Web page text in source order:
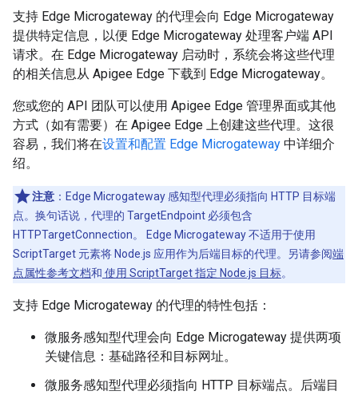
支持 Edge Microgateway 的代理会向 Edge Microgateway
提供特定信息，以便 Edge Microgateway 处理客户端 API
请求。在 Edge Microgateway 启动时，系统会将这些代理
的相关信息从 Apigee Edge 下载到 Edge Microgateway。
您或您的 API 团队可以使用 Apigee Edge 管理界面或其他
方式（如有需要）在 Apigee Edge 上创建这些代理。这很
容易，我们将在设置和配置 Edge Microgateway 中详细介
绍。
注意 ：Edge Microgateway 感知型代理必须指向 HTTP 目标端
点。换句话说，代理的 TargetEndpoint 必须包含
HTTPTargetConnection。 Edge Microgateway 不适用于使用
ScriptTarget 元素将 Node.js 应用作为后端目标的代理。另请参阅端
点属性参考文档和 使用 ScriptTarget 指定 Node.js 目标。
支持 Edge Microgateway 的代理的特性包括：
微服务感知型代理会向 Edge Microgateway 提供两项
关键信息：基础路径和目标网址。
微服务感知型代理必须指向 HTTP 目标端点。后端目